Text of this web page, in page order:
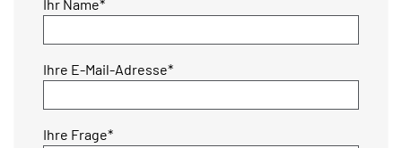
Pflichtfeld
Ihr Name*
Pflichtfeld
Ihre E-Mail-Adresse*
Pflichtfeld
Ihre Frage*